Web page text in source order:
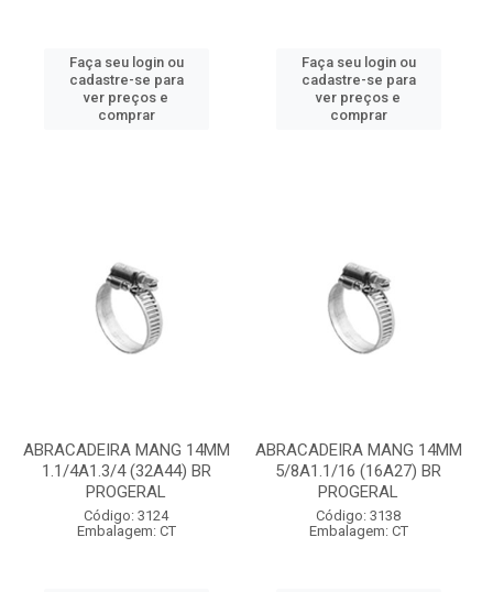
Faça seu login ou
cadastre-se para
ver preços e
comprar
Faça seu login ou
cadastre-se para
ver preços e
comprar
ABRACADEIRA MANG 14MM
1.1/4A1.3/4 (32A44) BR
PROGERAL
Código: 3124
Embalagem: CT
ABRACADEIRA MANG 14MM
5/8A1.1/16 (16A27) BR
PROGERAL
Código: 3138
Embalagem: CT